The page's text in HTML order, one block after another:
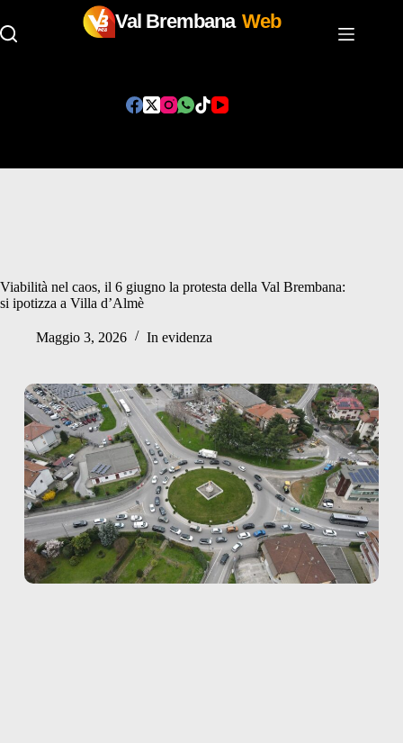
Val Brembana Web
Viabilità nel caos, il 6 giugno la protesta della Val Brembana:
si ipotizza a Villa d’Almè
Maggio 3, 2026 In evidenza